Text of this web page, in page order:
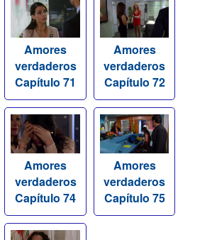
Amores
verdaderos
Capítulo 71
Amores
verdaderos
Capítulo 72
Amores
verdaderos
Capítulo 74
Amores
verdaderos
Capítulo 75